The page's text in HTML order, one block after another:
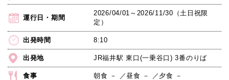
運行日・期間
2026/04/01～2026/11/30（土日祝限
定）
出発時間 8:10
出発地 JR福井駅 東口(一乗谷口) 3番のりば
食事 朝食 － ／昼食 － ／夕食 －